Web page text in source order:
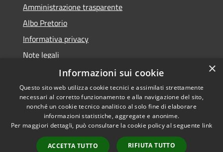
Amministrazione trasparente
Albo Pretorio
Informativa privacy
Note legali
Dichiarazione di accessibilità
RSS
Accessibilità
Copyright © 2021 • Città
di San Benedetto Po •
Powered byMunicipium
×
Informazioni sui cookie
Questo sito web utilizza cookie tecnici e assimilati strettamente
necessari al corretto funzionamento e alla navigazione del sito,
nonché un cookie tecnico analitico al solo fine di elaborare
informazioni statistiche, aggregate e anonime.
Per maggiori dettagli, può consultare la cookie policy al seguente link
ACCETTA TUTTO RIFIUTA TUTTO